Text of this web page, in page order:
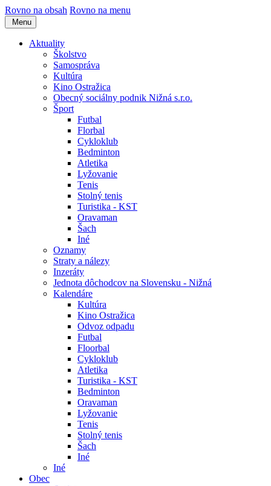
Rovno na obsah Rovno na menu
Menu
Aktuality
Školstvo
Samospráva
Kultúra
Kino Ostražica
Obecný sociálny podnik Nižná s.r.o.
Šport
Futbal
Florbal
Cykloklub
Bedminton
Atletika
Lyžovanie
Tenis
Stolný tenis
Turistika - KST
Oravaman
Šach
Iné
Oznamy
Straty a nálezy
Inzeráty
Jednota dôchodcov na Slovensku - Nižná
Kalendáre
Kultúra
Kino Ostražica
Odvoz odpadu
Futbal
Floorbal
Cykloklub
Atletika
Turistika - KST
Bedminton
Oravaman
Lyžovanie
Tenis
Stolný tenis
Šach
Iné
Iné
Obec